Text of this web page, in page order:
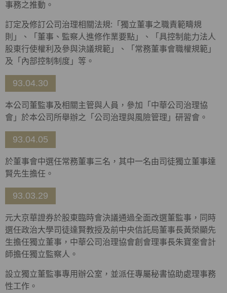
事務之推動。
訂定及修訂公司治理相關法規:「獨立董事之職責範疇規
則」、「董事、監察人進修作業要點」、「具控制能力法人
股東行使權利及參與決議規範」、「常務董事會職權規範」
及「內部控制制度」等。
93.04.30
本公司董監事及相關主管與人員，參加「中華公司治理協
會」於本公司所舉辦之「公司治理與風險管理」研習會。
93.04.05
於董事會中選任常務董事三名，其中一名由司徒獨立董事達
賢先生擔任。
93.03.29
元大京華證券於股東臨時會決議通過全面改選董監事，同時
選任政治大學司徒達賢教授及前中央信託局董事長黃榮顯先
生擔任獨立董事，中華公司治理協會創會理事長朱寶奎會計
師擔任獨立監察人。
設立獨立董監事專用辦公室，並派任專屬秘書協助處理事務
性工作。